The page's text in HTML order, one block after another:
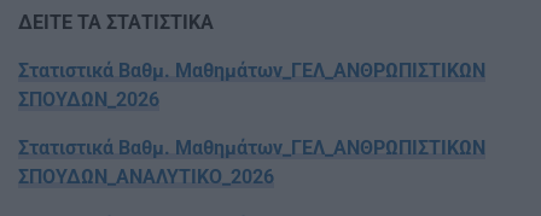
ΔΕΙΤΕ ΤΑ ΣΤΑΤΙΣΤΙΚΑ
Στατιστικά Βαθμ. Μαθημάτων_ΓΕΛ_ΑΝΘΡΩΠΙΣΤΙΚΩΝ
ΣΠΟΥΔΩΝ_2026
Στατιστικά Βαθμ. Μαθημάτων_ΓΕΛ_ΑΝΘΡΩΠΙΣΤΙΚΩΝ
ΣΠΟΥΔΩΝ_ΑΝΑΛΥΤΙΚΟ_2026